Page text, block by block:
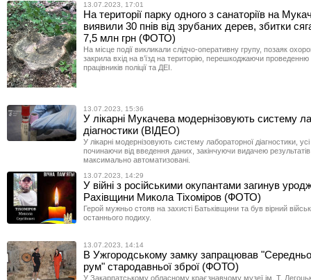
13.07.2023, 17:01
На території парку одного з санаторіїв на
виявили 30 пнів від зрубаних дерев, збитки
7,5 млн грн (ФОТО)
На місце події викликали слідчо-оперативну групу, позаяк
закрила вхід на в’їзд на територію, перешкоджаючи проведенню
працівників поліції та ДЕІ.
13.07.2023, 15:36
У лікарні Мукачева модернізовують систему
діагностики (ВІДЕО)
У лікарні модернізовують систему лабораторної діагностики,
починаючи від введення даних, закінчуючи видачею результатів
максимально автоматизовані.
13.07.2023, 14:29
У війні з російськими окупантами загинув
Рахівщини Микола Тіхоміров (ФОТО)
Герой мужньо стояв на захисті Батьківщини та був вірний
останнього подиху.
13.07.2023, 14:14
В Ужгородському замку запрацював
рум" стародавньої зброї (ФОТО)
У Закарпатському обласному краєзнавчому музеї ім. Т.